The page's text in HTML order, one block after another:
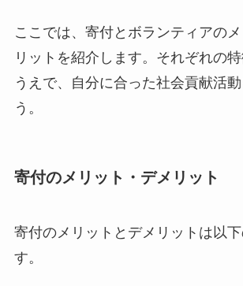
ここでは、寄付とボランティアの
リットを紹介します。それぞれの
うえで、自分に合った社会貢献活
う。
寄付のメリット・デメリット
寄付のメリットとデメリットは以
す。